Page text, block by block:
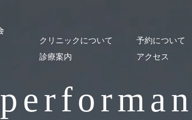
クリニックについて
クリニック概要
医師紹介・スタッフ紹介
オンライン診療について
施設紹介
貸し出し図書について
診療案内
予約について
はじめての方
予約・Web問診
アクセス